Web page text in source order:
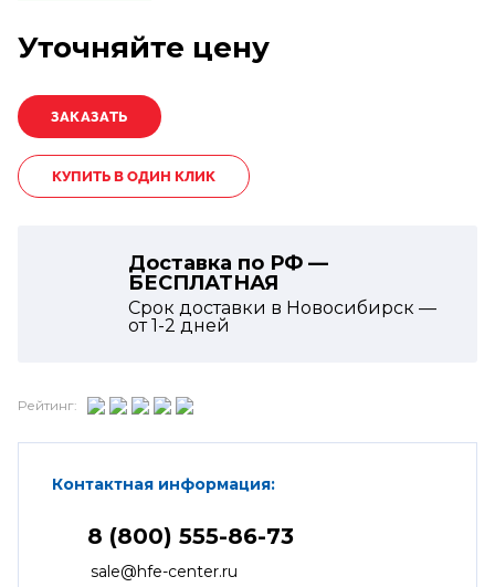
Уточняйте цену
КУПИТЬ В ОДИН КЛИК
Доставка по РФ —
БЕСПЛАТНАЯ
Срок доставки в Новосибирск —
от1-2 дней
Рейтинг:
Контактная информация:
8 (800) 555-86-73
sale@hfe-center.ru